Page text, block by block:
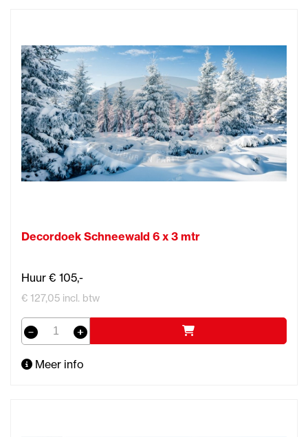
Decordoek Schneewald 6 x 3 mtr
Huur € 105,-
€ 127,05 incl. btw
Meer info